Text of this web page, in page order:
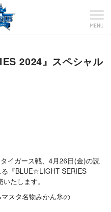
MENU
2024』スペシャル
イガース戦、4月26日(金)の読
『BLUE☆LIGHT SERIES
たします。
スタ名物みかん氷の